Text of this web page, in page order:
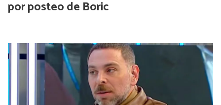
por posteo de Boric